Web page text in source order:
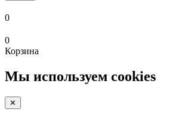
0
0
Корзина
Мы используем cookies
✕